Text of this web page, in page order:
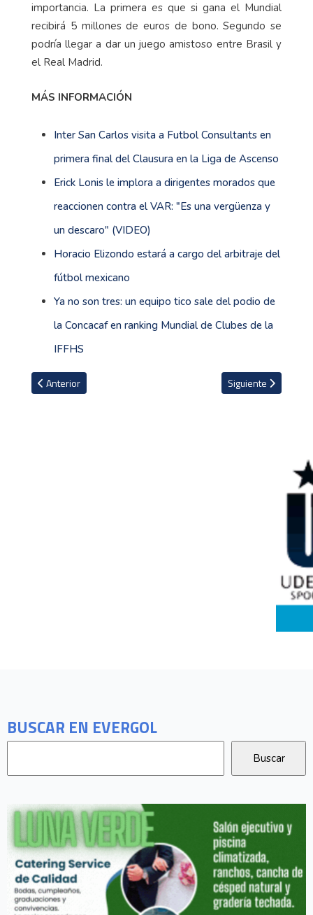
BUSCAR EN EVERGOL
importancia. La primera es que si gana el Mundial
recibirá 5 millones de euros de bono. Segundo se
podría llegar a dar un juego amistoso entre Brasil y
el Real Madrid.
MÁS INFORMACIÓN
Inter San Carlos visita a Futbol Consultants en
primera final del Clausura en la Liga de Ascenso
Erick Lonis le implora a dirigentes morados que
reaccionen contra el VAR: "Es una vergüenza y
un descaro" (VIDEO)
Horacio Elizondo estará a cargo del arbitraje del
fútbol mexicano
Ya no son tres: un equipo tico sale del podio de
la Concacaf en ranking Mundial de Clubes de la
IFFHS
Artículo anterior: La millonaria cifra que el PSG le reclama a
Anterior Artículo siguiente:
Siguiente